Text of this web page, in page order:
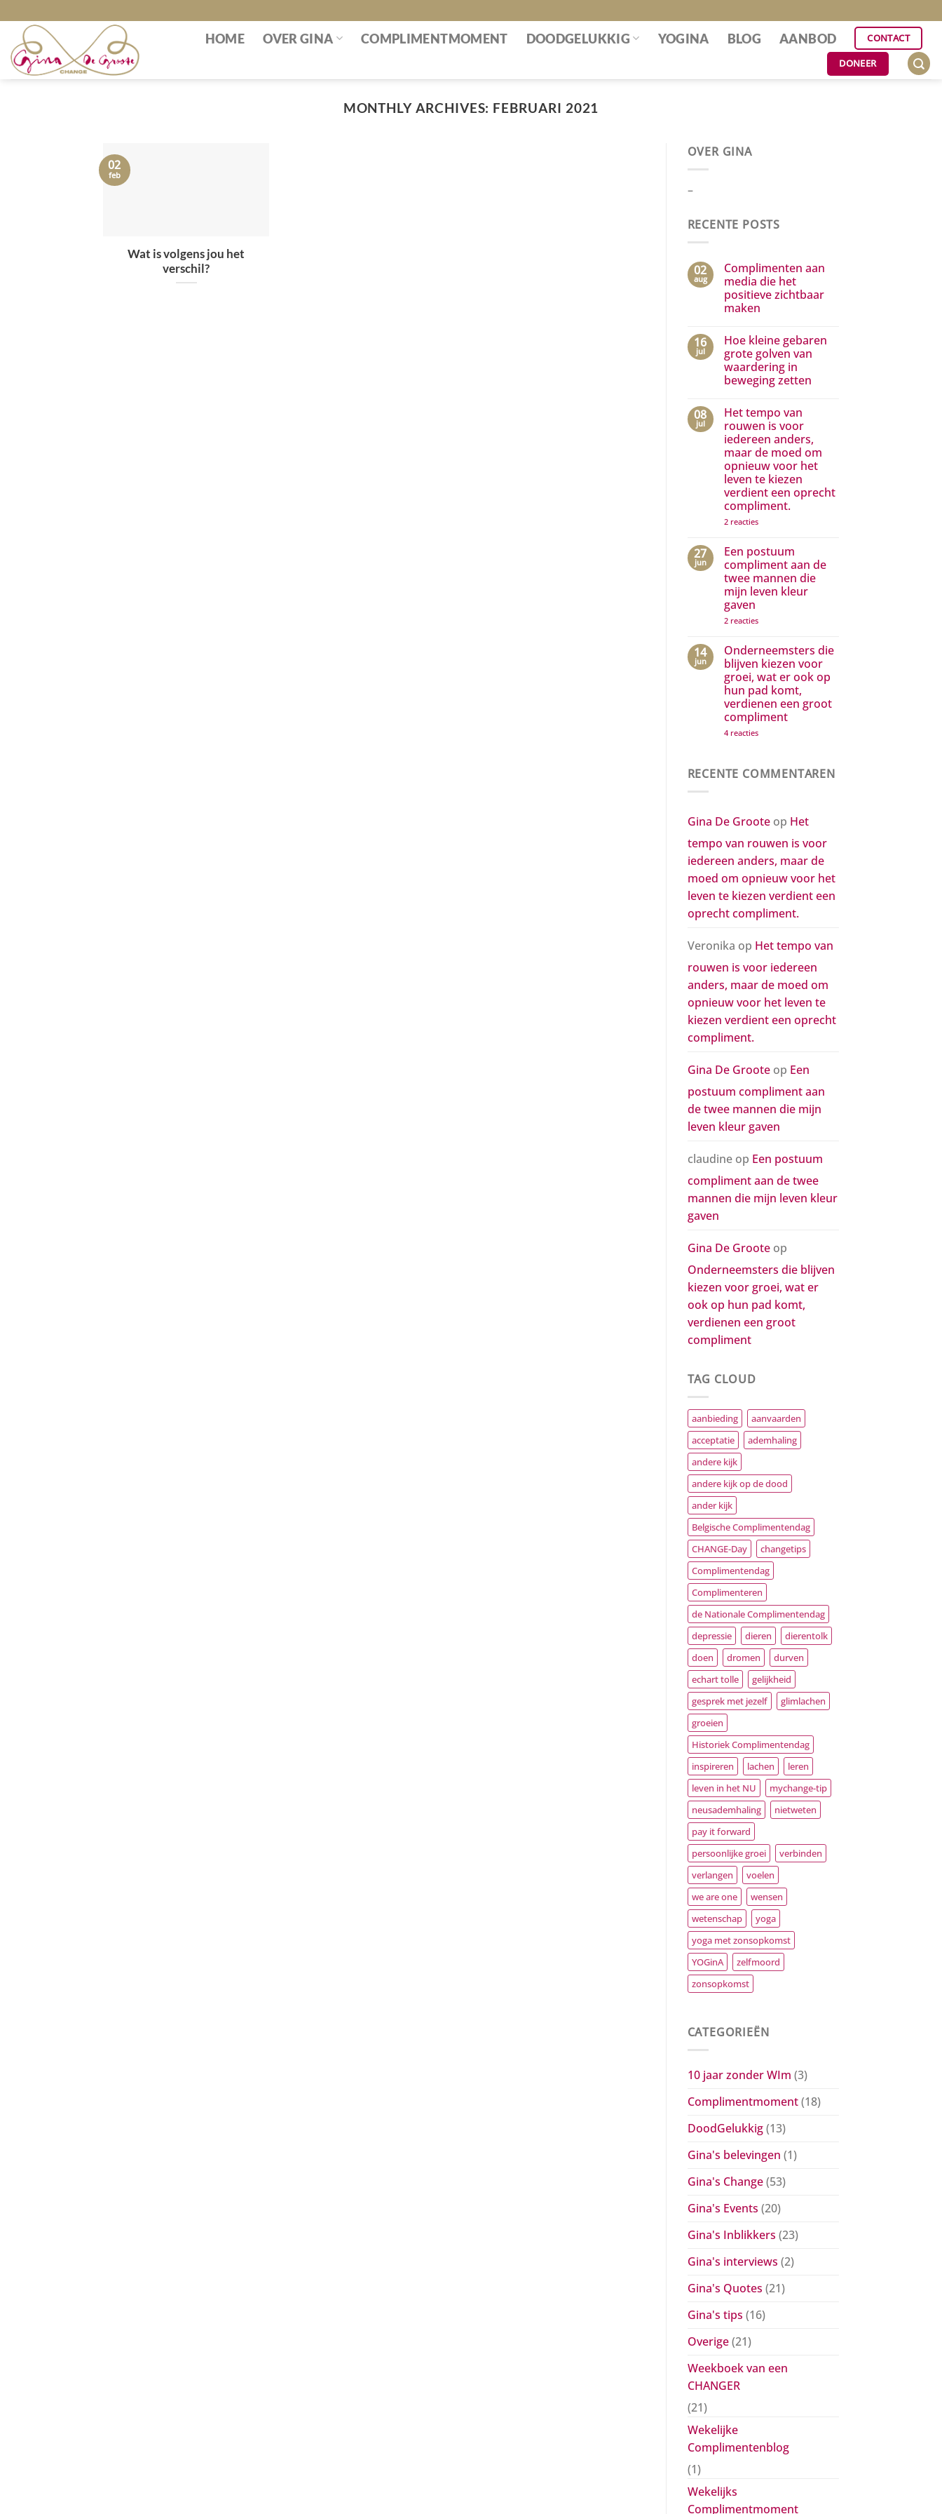
to
content
HOME OVER GINA COMPLIMENTMOMENT DOODGELUKKIG YOGINA BLOG AANBOD CONTACT
DONEER
MONTHLY ARCHIVES: FEBRUARI 2021
Wat is volgens jou het
verschil?
02
feb
OVER GINA
–
RECENTE POSTS
02
aug
Complimenten aan
media die het
positieve zichtbaar
maken
op
Complimenten
aan
media
die
het
maken
16
jul
Hoe kleine gebaren
grote golven van
waardering in
beweging zetten
op
Hoe
kleine
gebaren
grote
golven
van
waardering
in
beweging
zetten
08
jul
Het tempo van
rouwen is voor
iedereen anders,
maar de moed om
opnieuw voor het
leven te kiezen
verdient een oprecht
compliment.
2 reactiesop
van
rouwen
is
voor
iedereen
anders,
moed
voor
het
leven
te
kiezen
verdient
een
oprecht
compliment.
27
jun
Een postuum
compliment aan de
twee mannen die
mijn leven kleur
gaven
2 reactiesop
compliment
aan
de
twee
mannen
die
mijn
leven
kleur
gaven
14
jun
Onderneemsters die
blijven kiezen voor
groei, wat er ook op
hun pad komt,
verdienen een groot
compliment
4 reactiesop
kiezen
voor
op
pad
komt,
verdienen
groot
RECENTE COMMENTAREN
Gina De Grooteop Het
tempo van rouwen is voor
iedereen anders, maar de
moed om opnieuw voor het
leven te kiezen verdient een
oprecht compliment.
Veronika op Het tempo van
rouwen is voor iedereen
anders, maar de moed om
opnieuw voor het leven te
kiezen verdient een oprecht
compliment.
Gina De Grooteop Een
postuum compliment aan
de twee mannen die mijn
leven kleur gaven
claudineop Een postuum
compliment aan de twee
mannen die mijn leven kleur
gaven
Gina De Grooteop
Onderneemsters die blijven
kiezen voor groei, wat er
ook op hun pad komt,
verdienen een groot
compliment
TAG CLOUD
aanbieding
aanvaarden
acceptatie
ademhaling
andere kijk
andere kijk op de dood
ander kijk
Belgische Complimentendag
CHANGE-Day
changetips
Complimentendag
Complimenteren
de Nationale Complimentendag
depressie
dieren
dierentolk
doen
dromen
durven
echart tolle
gelijkheid
gesprek met jezelf
glimlachen
groeien
Historiek Complimentendag
inspireren
lachen
leren
leven in het NU
mychange-tip
neusademhaling
nietweten
pay it forward
persoonlijke groei
verbinden
verlangen
voelen
we are one
wensen
wetenschap
yoga
yoga met zonsopkomst
YOGinA
zelfmoord
zonsopkomst
CATEGORIEËN
10 jaar zonder WIm (3)
Complimentmoment(18)
DoodGelukkig(13)
Gina's belevingen (1)
Gina's Change(53)
Gina's Events (20)
Gina's Inblikkers (23)
Gina's interviews (2)
Gina's Quotes (21)
Gina's tips (16)
Overige(21)
Weekboek van een
CHANGER
(21)
Wekelijke
Complimentenblog
(1)
Wekelijks
Complimentmoment